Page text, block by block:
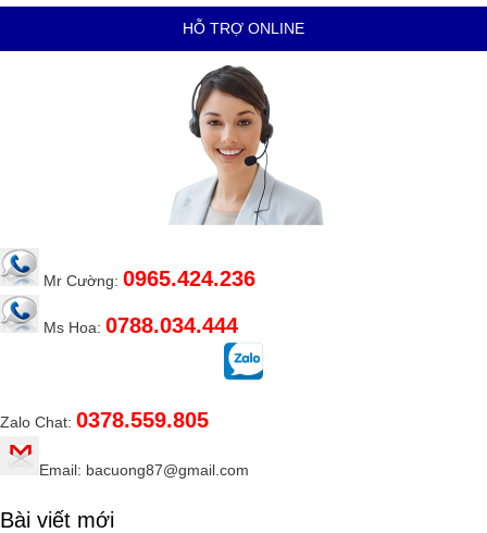
HỖ TRỢ ONLINE
Mr Cường: 0965.424.236
Ms Hoa: 0788.034.444
Zalo Chat: 0378.559.805
Email: bacuong87@gmail.com
Bài viết mới